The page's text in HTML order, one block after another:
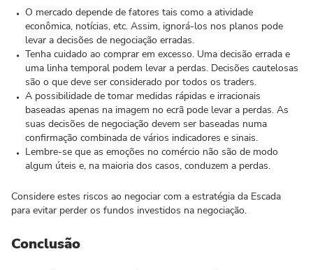
O mercado depende de fatores tais como a atividade
econômica, notícias, etc. Assim, ignorá-los nos planos pode
levar a decisões de negociação erradas.
Tenha cuidado ao comprar em excesso. Uma decisão errada e
uma linha temporal podem levar a perdas. Decisões cautelosas
são o que deve ser considerado por todos os traders.
A possibilidade de tomar medidas rápidas e irracionais
baseadas apenas na imagem no ecrã pode levar a perdas. As
suas decisões de negociação devem ser baseadas numa
confirmação combinada de vários indicadores e sinais.
Lembre-se que as emoções no comércio não são de modo
algum úteis e, na maioria dos casos, conduzem a perdas.
Considere estes riscos ao negociar com a estratégia da Escada
para evitar perder os fundos investidos na negociação.
Conclusão